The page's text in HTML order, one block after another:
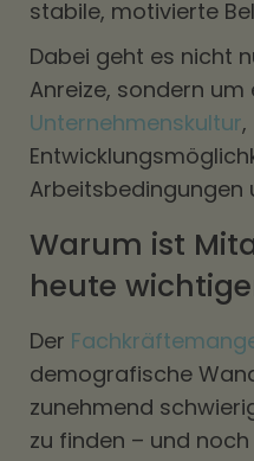
stabile, motivierte
Dabei geht es nicht
Anreize, sondern
Unternehmenskultur,
Arbeitsbedingungen
Warum ist
heute
Der
demografische
zunehmend
zu finden – und